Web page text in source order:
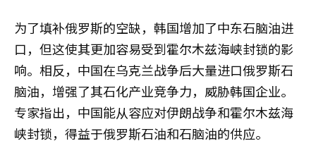
为了填补俄罗斯的空缺，韩国增加了中东石脑油进
口，但这使其更加容易受到霍尔木兹海峡封锁的影
响。相反，中国在乌克兰战争后大量进口俄罗斯石
脑油，增强了其石化产业竞争力，威胁韩国企业。
专家指出，中国能从容应对伊朗战争和霍尔木兹海
峡封锁，得益于俄罗斯石油和石脑油的供应。